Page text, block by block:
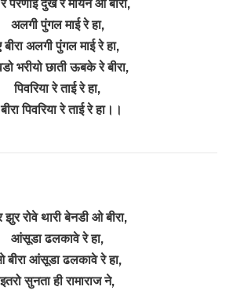
परणाई दुख रे मायने ओ बीरा,
अलगी पुंगल माई रे हा,
बीरा अलगी पुंगल माई रे हा,
भरीयो छाती ऊबके रे बीरा,
पिवरिया रे ताई रे हा,
पिवरिया रे ताई रे हा।।
झुर रोवे थारी बेनडी ओ बीरा,
आंसूडा ढलकावे रे हा,
बीरा आंसूडा ढलकावे रे हा,
इतरो सुनता ही रामाराज ने,